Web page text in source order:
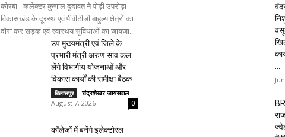
कोरबा - कलेक्टर कुणाल दुदावत ने पोड़ी उपरोड़ा
विकासखंड के दूरस्थ एवं पीवीटीजी बाहुल्य क्षेत्रों का
दौरा कर सड़क एवं स्वास्थय सुविधाओं का जायजा...
उप मुख्यमंत्री एवं जिले के
प्रभारी मंत्री अरुण साव कल
लेंगे विभागीय योजनाओं और
विकास कार्यों की समीक्षा बैठक
बिलासपुर चंद्रशेखर जायसवाल -
August 7, 2026
0
कॉलेजों में बनेंगे इलेक्टोरल